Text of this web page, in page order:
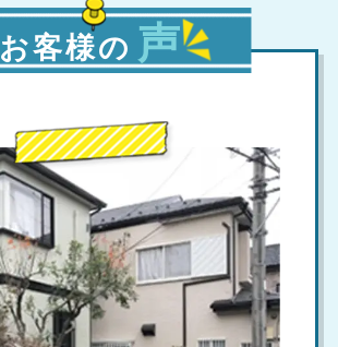
お客様の 声